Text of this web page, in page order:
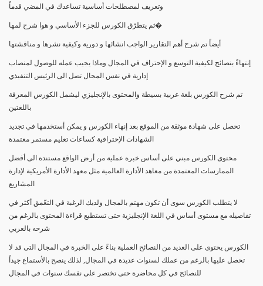
وتعريف لمصطلحات أساسية تساعدك في المضي قدماً
ثم يتطرّق الكورس للجزء الأساسي و هوا شرح لمها�
أيضاً تم شرح أهم التقارير الواجب انشائها و دورية وكيفية نشرها و مناقشتها
إنتهاءً بنصائح لكيفية التوسع و الإحتراف في المجال وماذا يجيب عمله للوصول لمنصاب
إدارية في نفس المجال تصل الى الرئيس التنفيذي
تم شرح الكورس بلغة عربية بسيطة والمحتوى بالإنجليزي ليشمل الكورس المعرفة
باللغتين
تحصل على شهادة موثقة من الموقع بعد إنهاء الكورس و يمكن أستخدمها في تجديد
الشهادات الإحترافية كساعات تعليم مستمر معتمدة
محتوى الكورس مبني على أساس خبرة عملية من أرض الواقع مستندة الى أفضل
الممارسات المعتمدة من معاهد الأدارة العالمية مثل معهد الأدارة الأمريكية لإدارة
المشاريع
لا يتطلب الكورس سوى أن تكون مهتم بالمجال ولديك الرغبة في التعّمق أكثر في
تفاصيله مع مستوى أساس في اللغة الإنجليزية حتى تستطيع قراءة المحتوى بالرغم من
شرحه بالعربي
الكورس يحتوى على العديد من النصائح العملية بناءً على الخبرة في المجال التى قد لا
تحصل عليها بالرغم من عملك لسنوات عديدة في المجال, لذلك ينصح بالأستماع جيداً
للنصائح في كل محاضرة حتى تختصر على نفسك سنوات في المجال